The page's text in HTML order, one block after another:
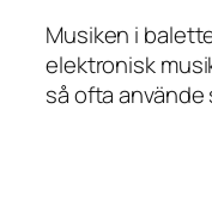
Musiken i
elektronisk
så ofta använde